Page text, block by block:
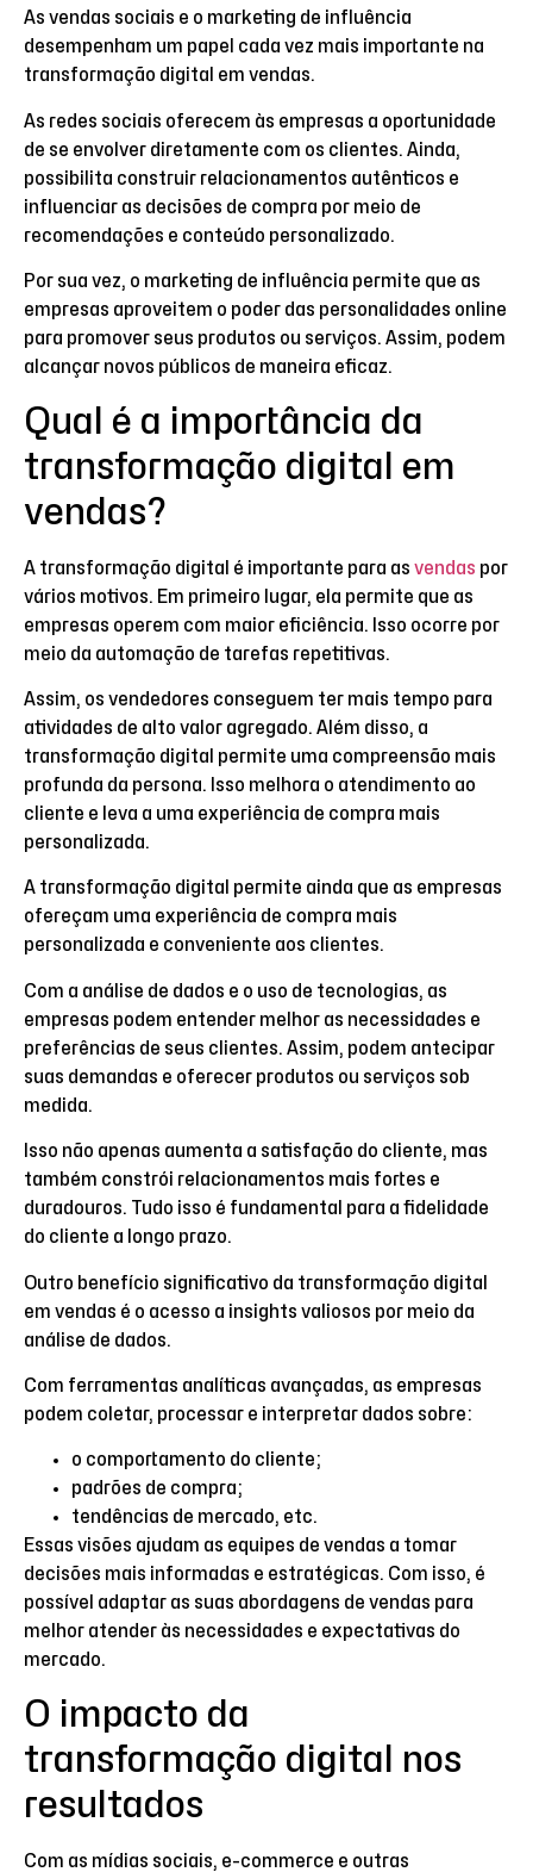
As vendas sociais e o marketing de influência
desempenham um papel cada vez mais importante na
transformação digital em vendas.
As redes sociais oferecem às empresas a oportunidade
de se envolver diretamente com os clientes. Ainda,
possibilita construir relacionamentos autênticos e
influenciar as decisões de compra por meio de
recomendações e conteúdo personalizado.
Por sua vez, o marketing de influência permite que as
empresas aproveitem o poder das personalidades online
para promover seus produtos ou serviços. Assim, podem
alcançar novos públicos de maneira eficaz.
Qual é a importância da
transformação digital em
vendas?
A transformação digital é importante para as vendas por
vários motivos. Em primeiro lugar, ela permite que as
empresas operem com maior eficiência. Isso ocorre por
meio da automação de tarefas repetitivas.
Assim, os vendedores conseguem ter mais tempo para
atividades de alto valor agregado. Além disso, a
transformação digital permite uma compreensão mais
profunda da persona. Isso melhora o atendimento ao
cliente e leva a uma experiência de compra mais
personalizada.
A transformação digital permite ainda que as empresas
ofereçam uma experiência de compra mais
personalizada e conveniente aos clientes.
Com a análise de dados e o uso de tecnologias, as
empresas podem entender melhor as necessidades e
preferências de seus clientes. Assim, podem antecipar
suas demandas e oferecer produtos ou serviços sob
medida.
Isso não apenas aumenta a satisfação do cliente, mas
também constrói relacionamentos mais fortes e
duradouros. Tudo isso é fundamental para a fidelidade
do cliente a longo prazo.
Outro benefício significativo da transformação digital
em vendas é o acesso a insights valiosos por meio da
análise de dados.
Com ferramentas analíticas avançadas, as empresas
podem coletar, processar e interpretar dados sobre:
o comportamento do cliente;
padrões de compra;
tendências de mercado, etc.
Essas visões ajudam as equipes de vendas a tomar
decisões mais informadas e estratégicas. Com isso, é
possível adaptar as suas abordagens de vendas para
melhor atender às necessidades e expectativas do
mercado.
O impacto da
transformação digital nos
resultados
Com as mídias sociais, e-commerce e outras